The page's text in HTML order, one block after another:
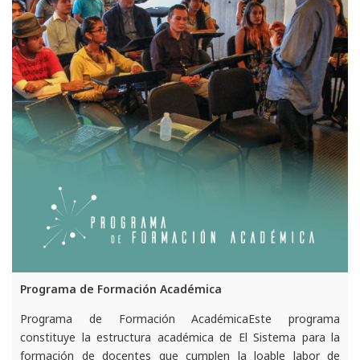
Programa de Formación Académica
Programa de Formación AcadémicaEste programa
constituye la estructura académica de El Sistema para la
formación de docentes que cumplen la loable labor de